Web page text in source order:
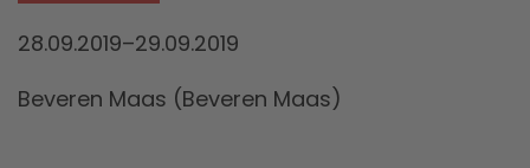
28.09.2019–29.09.2019
Beveren Maas (Beveren Maas)